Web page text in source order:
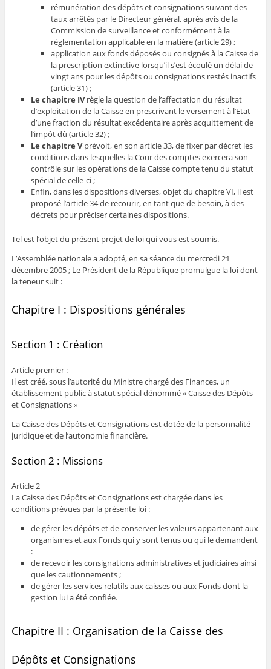
rémunération des dépôts et consignations suivant des
taux arrêtés par le Directeur général, après avis de la
Commission de surveillance et conformément à la
réglementation applicable en la matière (article 29) ;
application aux fonds déposés ou consignés à la Caisse de
la prescription extinctive lorsqu’il s’est écoulé un délai de
vingt ans pour les dépôts ou consignations restés inactifs
(article 31) ;
Le chapitre IVrègle la question de l’affectation du résultat
d’exploitation de la Caisse en prescrivant le versement à l’Etat
d’une fraction du résultat excédentaire après acquittement de
l’impôt dû (article 32) ;
Le chapitre Vprévoit, en son article 33, de fixer par décret les
conditions dans lesquelles la Cour des comptes exercera son
contrôle sur les opérations de la Caisse compte tenu du statut
spécial de celle-ci ;
Enfin, dans les dispositions diverses, objet du chapitre VI, il est
proposé l’article 34 de recourir, en tant que de besoin, à des
décrets pour préciser certaines dispositions.
Tel est l’objet du présent projet de loi qui vous est soumis.
L’Assemblée nationale a adopté, en sa séance du mercredi 21
décembre 2005 ; Le Président de la République promulgue la loi dont
la teneur suit :
Chapitre I : Dispositions générales
Section 1 : Création
Article premier :
Il est créé, sous l’autorité du Ministre chargé des Finances, un
établissement public à statut spécial dénommé « Caisse des Dépôts
et Consignations »
La Caisse des Dépôts et Consignations est dotée de la personnalité
juridique et de l’autonomie financière.
Section 2 : Missions
Article 2
La Caisse des Dépôts et Consignations est chargée dans les
conditions prévues par la présente loi :
de gérer les dépôts et de conserver les valeurs appartenant aux
organismes et aux Fonds qui y sont tenus ou qui le demandent
:
de recevoir les consignations administratives et judiciaires ainsi
que les cautionnements ;
de gérer les services relatifs aux caisses ou aux Fonds dont la
gestion lui a été confiée.
Chapitre II : Organisation de la Caisse des
Dépôts et Consignations